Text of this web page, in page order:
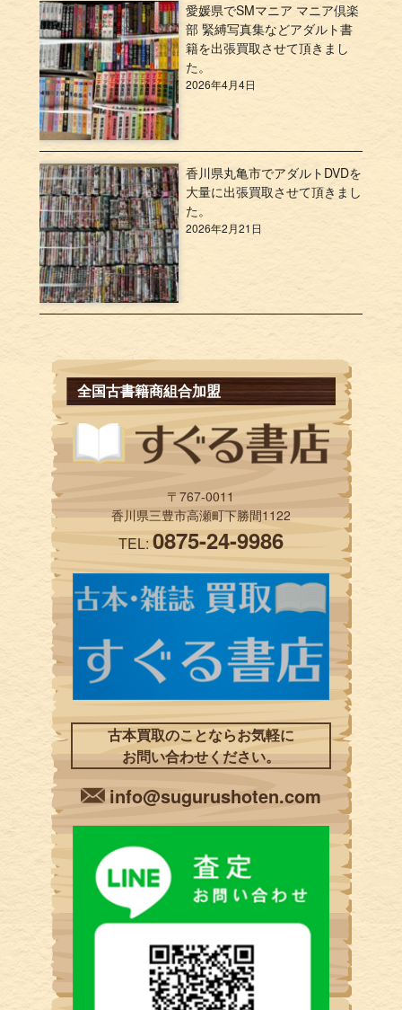
愛媛県でSMマニア マニア倶楽
部 緊縛写真集などアダルト書
籍を出張買取させて頂きまし
た。
2026年4月4日
香川県丸亀市でアダルトDVDを
大量に出張買取させて頂きまし
た。
2026年2月21日
全国古書籍商組合加盟
〒767-0011
香川県三豊市高瀬町下勝間1122
TEL:0875-24-9986
古本買取のことならお気軽に
お問い合わせください。
info@sugurushoten.com